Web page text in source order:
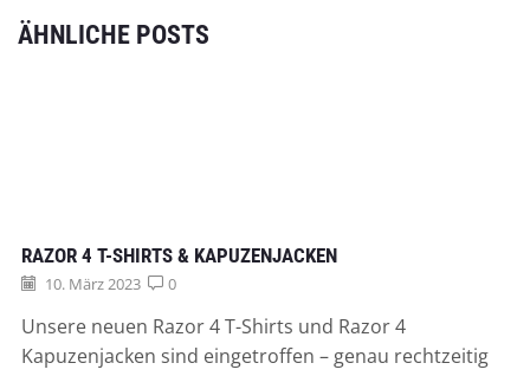
ÄHNLICHE POSTS
RAZOR 4 T-SHIRTS & KAPUZENJACKEN
10. März 2023 0
Unsere neuen Razor 4 T-Shirts und Razor 4
Kapuzenjacken sind eingetroffen – genau rechtzeitig